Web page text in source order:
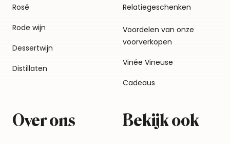
Rosé
Rode wijn
Dessertwijn
Distillaten
Relatiegeschenken
Voordelen van onze
voorverkopen
Vinée Vineuse
Cadeaus
Over ons Bekijk ook